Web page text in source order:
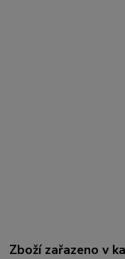
Zboží zařazeno v